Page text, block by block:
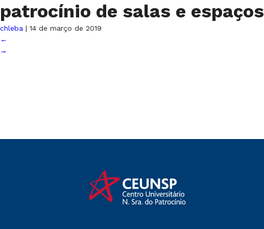
patrocínio de salas e espaços
chleba | 14 de março de 2019
←
→